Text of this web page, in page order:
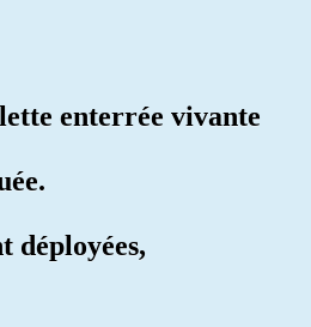
enterrée vivante
déployées,